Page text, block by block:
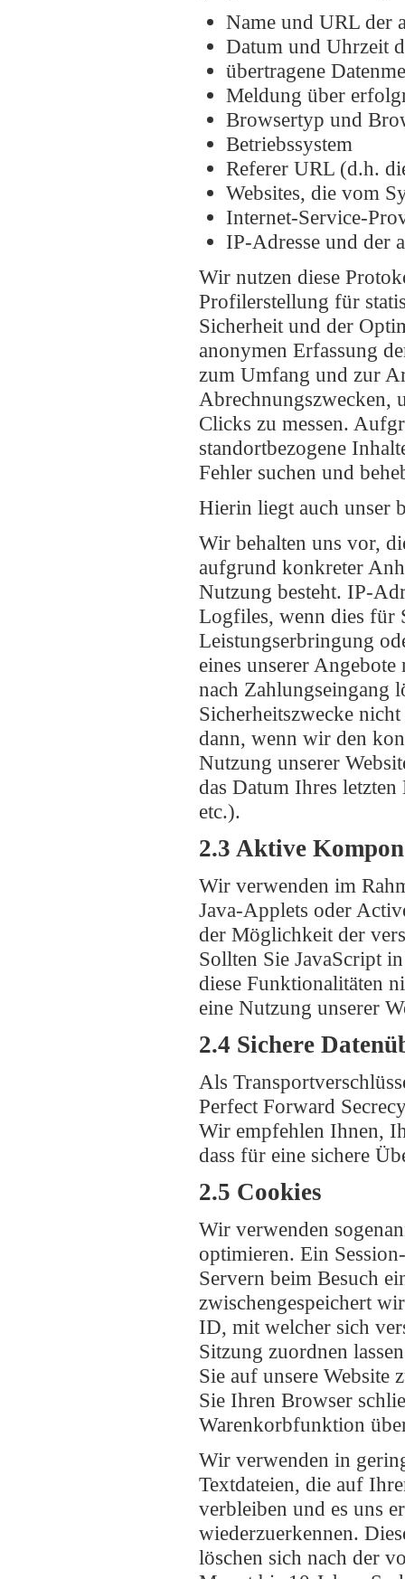
Name und URL der
Datum und Uhrzeit
übertragene
Meldung über
Browsertyp und
Betriebssystem
Referer URL (d.h.
Websites, die vom
Internet-Service-
IP-Adresse und der
Wir nutzen diese
Profilerstellung für
Sicherheit und der
anonymen Erfassung
zum Umfang und zur
Abrechnungszwecken,
Clicks zu messen.
standortbezogene
Fehler suchen und
Hierin liegt auch unser
Wir behalten uns vor,
aufgrund konkreter
Nutzung besteht. IP-
Logfiles, wenn dies für
Leistungserbringung
eines unserer
nach Zahlungseingang
Sicherheitszwecke
dann, wenn wir den
Nutzung unserer
das Datum Ihres
etc.).
2.3 Aktive
Wir verwenden im
Java-Applets oder
der Möglichkeit der
Sollten Sie JavaScript
diese Funktionalitäten
eine Nutzung unserer
2.4 Sichere
Als
Perfect Forward
Wir empfehlen Ihnen,
dass für eine sichere
2.5 Cookies
Wir verwenden
optimieren. Ein
Servern beim Besuch
zwischengespeichert
ID, mit welcher sich
Sitzung zuordnen
Sie auf unsere Website
Sie Ihren Browser
Warenkorbfunktion
Wir verwenden in
Textdateien, die auf
verbleiben und es uns
wiederzuerkennen.
löschen sich nach der